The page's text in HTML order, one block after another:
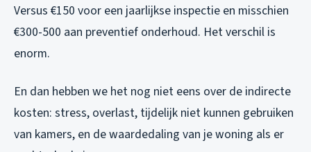
Versus €150 voor een jaarlijkse inspectie en misschien
€300-500 aan preventief onderhoud. Het verschil is
enorm.
En dan hebben we het nog niet eens over de indirecte
kosten: stress, overlast, tijdelijk niet kunnen gebruiken
van kamers, en de waardedaling van je woning als er